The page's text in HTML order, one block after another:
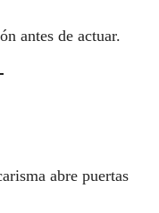
antes de actuar.
abre puertas